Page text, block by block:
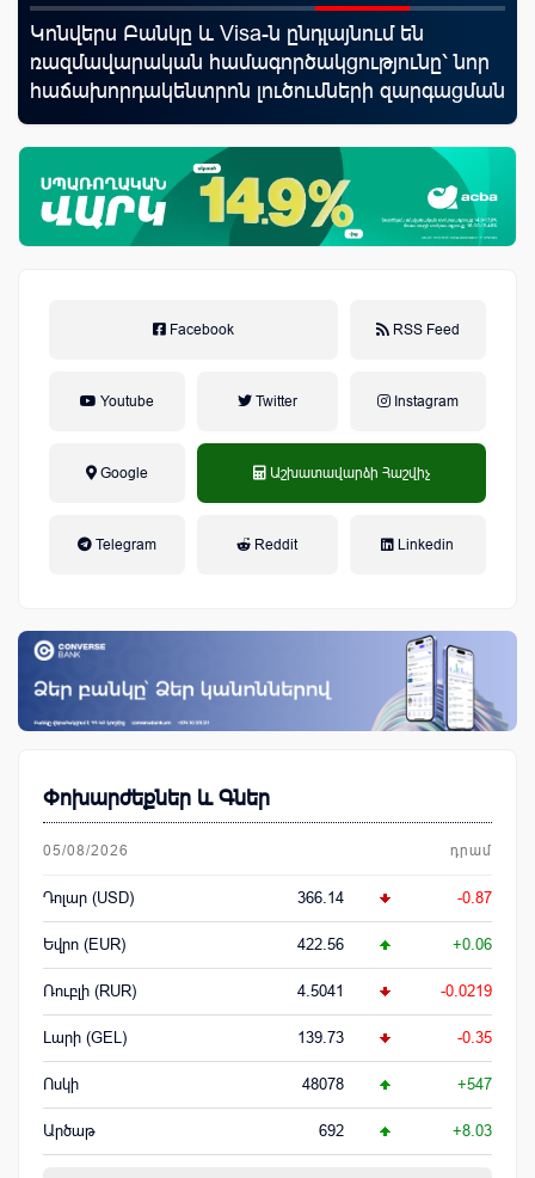
Կոնվերս Բանկը և Visa-ն ընդլայնում են
ռազմավարական համագործակցությունը՝ նոր
հաճախորդակենտրոն լուծումների զարգացման
նպատակով
Facebook RSS Feed
Youtube Twitter Instagram
Google Աշխատավարձի Հաշվիչ
Telegram Reddit Linkedin
Փոխարժեքներ և Գներ
05/08/2026 դրամ
Դոլար (USD) 366.14 -0.87
Եվրո (EUR) 422.56 +0.06
Ռուբլի (RUR) 4.5041 -0.0219
Լարի (GEL) 139.73 -0.35
Ոսկի 48078 +547
Արծաթ 692 +8.03